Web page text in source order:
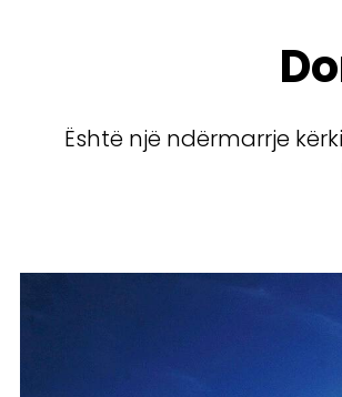
Është një ndërmarrje